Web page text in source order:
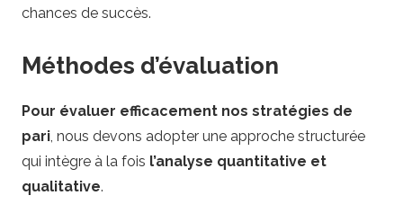
chances de succès.
Méthodes d’évaluation
Pour évaluer efficacement nos stratégies de
pari, nous devons adopter une approche structurée
qui intègre à la fois l’analyse quantitative et
qualitative.